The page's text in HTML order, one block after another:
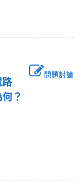
問題討論
何？